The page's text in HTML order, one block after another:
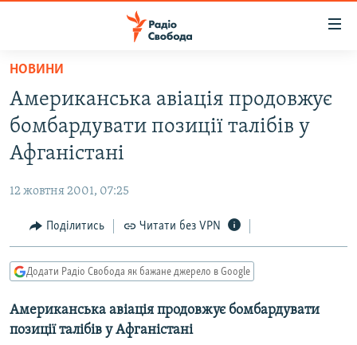
Перейти
основного
матеріалу
Перейти
до
основної
Перейти
до
пошуку
ВСЕ ЗА ДОБУ
СТАТТІ
СУСПІЛЬСТВО
УКРАЇНА
РОСІЙСЬКА «ФІЛЬТРАЦІЯ»
ДОНБАС.РЕАЛІЇ
ТИ ЯК?
СХЕМИ
НОВИНИ
Американська авіація продовжує
бомбардувати позиції талібів у
Афганістані
12 жовтня 2001, 07:25
Поділитись Читати без VPN
Додати Радіо Свобода як бажане джерело в Google
Американська авіація продовжує бомбардувати
позиції талібів у Афганістані